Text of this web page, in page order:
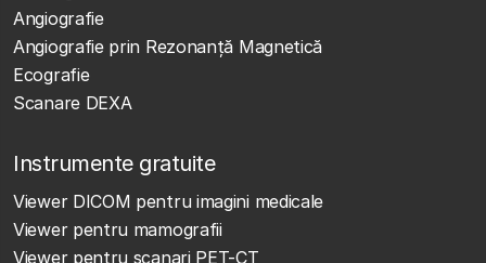
Angiografie
Angiografie prin Rezonanță Magnetică
Ecografie
Scanare DEXA
Instrumente gratuite
Viewer DICOM pentru imagini medicale
Viewer pentru mamografii
Viewer pentru scanari PET-CT